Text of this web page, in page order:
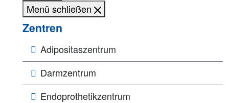
Menü schließen
Zentren
Adipositaszentrum
Darmzentrum
Endoprothetikzentrum